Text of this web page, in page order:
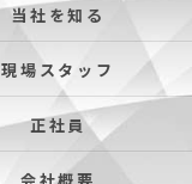
当社を知る
現場スタッフ
正社員
会社概要